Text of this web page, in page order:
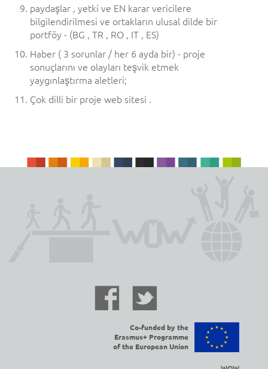
paydaşlar , yetki ve EN karar vericilere
bilgilendirilmesi ve ortakların ulusal dilde bir
portföy - (BG , TR , RO , IT , ES)
Haber ( 3 sorunlar / her 6 ayda bir) - proje
sonuçlarını ve olayları teşvik etmek
yaygınlaştırma aletleri;
Çok dilli bir proje web sitesi .
Co-funded by the
Erasmus+ Programme
of the European Union